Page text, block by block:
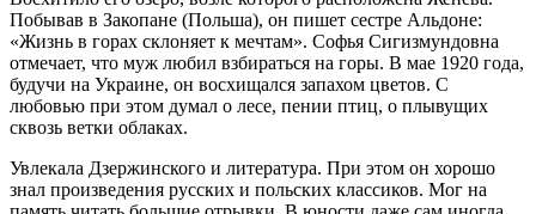
Побывав в Закопане (Польша), он пишет сестре Альдоне:
«Жизнь в горах склоняет к мечтам». Софья Сигизмундовна
отмечает, что муж любил взбираться на горы. В мае 1920 года,
будучи на Украине, он восхищался запахом цветов. С
любовью при этом думал о лесе, пении птиц, о плывущих
сквозь ветки облаках.
Увлекала Дзержинского и литература. При этом он хорошо
знал произведения русских и польских классиков. Мог на